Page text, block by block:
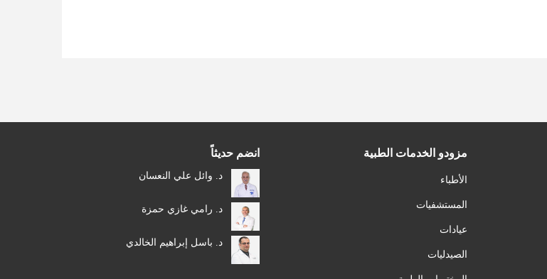
مزودو الخدمات الطبية
الأطباء
المستشفيات
عيادات
الصيدليات
انضم حديثاً
د. وائل علي النعسان
د. رامي غازي حمزة
د. باسل إبراهيم الخالدي